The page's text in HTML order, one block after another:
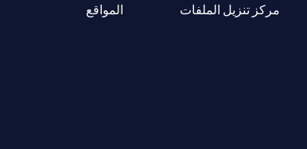
مركز تنزيل الملفات المواقع
(opens in a new tab)